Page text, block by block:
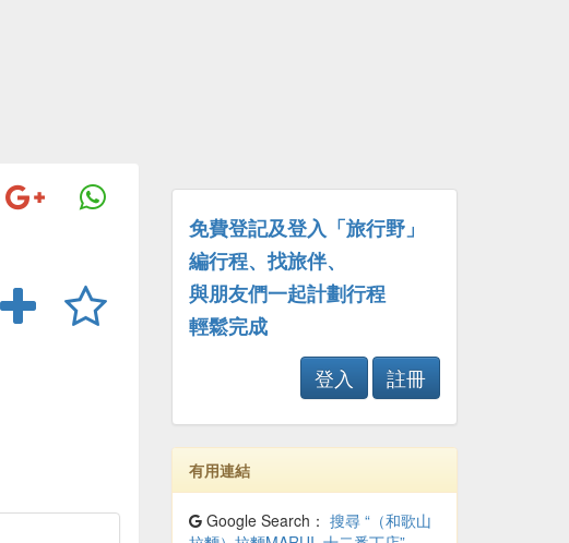
免費登記及登入「旅行野」
編行程、找旅伴、
與朋友們一起計劃行程
輕鬆完成
登入
註冊
有用連結
Google Search： 搜尋 “（和歌山